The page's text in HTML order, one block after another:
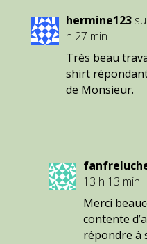
hermine123
h 27 min
Très beau
shirt
de Monsieur.
13 h 13 min
Merci
contente
répondre à